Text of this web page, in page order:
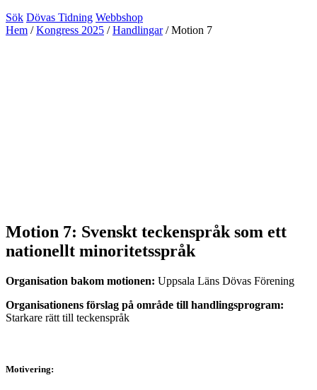
Sök Dövas Tidning Webbshop
Hem /Kongress 2025 /Handlingar/Motion 7
Motion 7: Svenskt teckenspråk som ett
nationellt minoritetsspråk
Organisation bakom motionen: Uppsala Läns Dövas Förening
Organisationens förslag på område till handlingsprogram:
Starkare rätt till teckenspråk
Motivering: